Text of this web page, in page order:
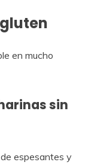
en mucho
sin
espesantes y